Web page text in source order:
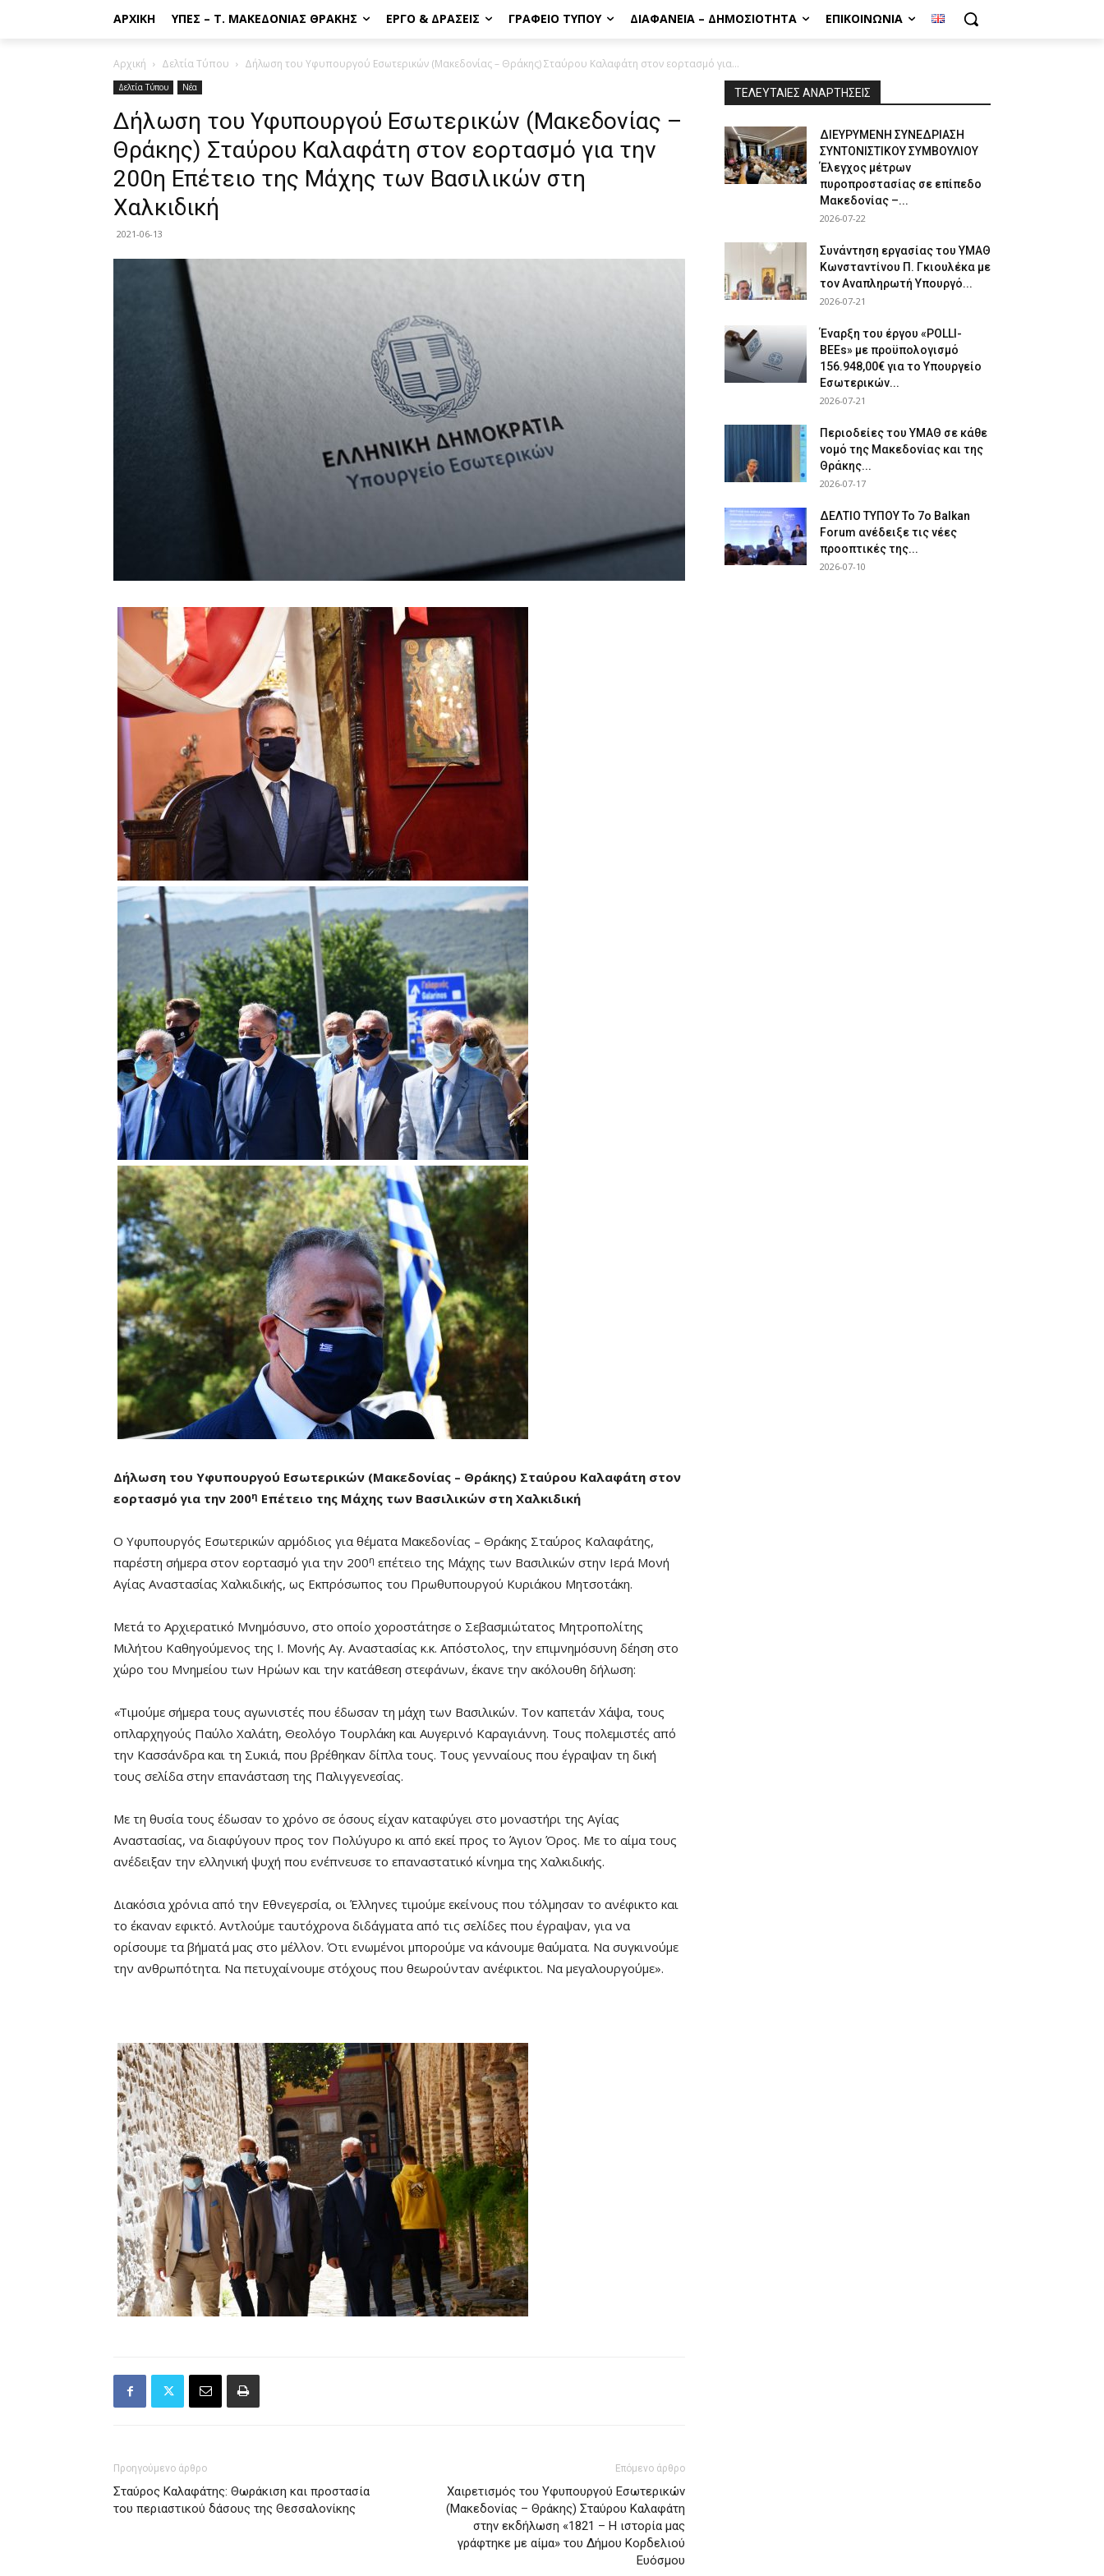
ΑΡΧΙΚΉ ΥΠΕΣ – Τ. ΜΑΚΕΔΟΝΊΑΣ ΘΡΆΚΗΣ ΈΡΓΟ & ΔΡΆΣΕΙΣ ΓΡΑΦΕΊΟ ΤΎΠΟΥ ΔΙΑΦΆΝΕΙΑ – ΔΗΜΟΣΙΌΤΗΤΑ ΕΠΙΚΟΙΝΩΝΊΑ
Αρχική Δελτία Τύπου Δήλωση του Υφυπουργού Εσωτερικών (Μακεδονίας – Θράκης) Σταύρου Καλαφάτη στον εορτασμό για...
Δελτία Τύπου Νέα
Δήλωση του Υφυπουργού Εσωτερικών (Μακεδονίας –
Θράκης) Σταύρου Καλαφάτη στον εορτασμό για την
200η Επέτειο της Μάχης των Βασιλικών στη
Χαλκιδική
2021-06-13
Δήλωση του Υφυπουργού Εσωτερικών (Μακεδονίας – Θράκης) Σταύρου Καλαφάτη στον
εορτασμό για την 200η Επέτειο της Μάχης των Βασιλικών στη Χαλκιδική
Ο Υφυπουργός Εσωτερικών αρμόδιος για θέματα Μακεδονίας – Θράκης Σταύρος Καλαφάτης,
παρέστη σήμερα στον εορτασμό για την 200η επέτειο της Μάχης των Βασιλικών στην Ιερά Μονή
Αγίας Αναστασίας Χαλκιδικής, ως Εκπρόσωπος του Πρωθυπουργού Κυριάκου Μητσοτάκη.
Μετά το Αρχιερατικό Μνημόσυνο, στο οποίο χοροστάτησε ο Σεβασμιώτατος Μητροπολίτης
Μιλήτου Καθηγούμενος της Ι. Μονής Αγ. Αναστασίας κ.κ. Απόστολος, την επιμνημόσυνη δέηση στο
χώρο του Μνημείου των Ηρώων και την κατάθεση στεφάνων, έκανε την ακόλουθη δήλωση:
«Τιμούμε σήμερα τους αγωνιστές που έδωσαν τη μάχη των Βασιλικών. Τον καπετάν Χάψα, τους
οπλαρχηγούς Παύλο Χαλάτη, Θεολόγο Τουρλάκη και Αυγερινό Καραγιάννη. Τους πολεμιστές από
την Κασσάνδρα και τη Συκιά, που βρέθηκαν δίπλα τους. Τους γενναίους που έγραψαν τη δική
τους σελίδα στην επανάσταση της Παλιγγενεσίας.
Με τη θυσία τους έδωσαν το χρόνο σε όσους είχαν καταφύγει στο μοναστήρι της Αγίας
Αναστασίας, να διαφύγουν προς τον Πολύγυρο κι από εκεί προς το Άγιον Όρος. Με το αίμα τους
ανέδειξαν την ελληνική ψυχή που ενέπνευσε το επαναστατικό κίνημα της Χαλκιδικής.
Διακόσια χρόνια από την Εθνεγερσία, οι Έλληνες τιμούμε εκείνους που τόλμησαν το ανέφικτο και
το έκαναν εφικτό. Αντλούμε ταυτόχρονα διδάγματα από τις σελίδες που έγραψαν, για να
ορίσουμε τα βήματά μας στο μέλλον. Ότι ενωμένοι μπορούμε να κάνουμε θαύματα. Να συγκινούμε
την ανθρωπότητα. Να πετυχαίνουμε στόχους που θεωρούνταν ανέφικτοι. Να μεγαλουργούμε».
Προηγούμενο άρθρο
Σταύρος Καλαφάτης: Θωράκιση και προστασία
του περιαστικού δάσους της Θεσσαλονίκης
Επόμενο άρθρο
Χαιρετισμός του Υφυπουργού Εσωτερικών
(Μακεδονίας – Θράκης) Σταύρου Καλαφάτη
στην εκδήλωση «1821 – Η ιστορία μας
γράφτηκε με αίμα» του Δήμου Κορδελιού
Ευόσμου
ΤΕΛΕΥΤΑΙΕΣ ΑΝΑΡΤΗΣΕΙΣ
ΔΙΕΥΡΥΜΕΝΗ ΣΥΝΕΔΡΙΑΣΗ
ΣΥΝΤΟΝΙΣΤΙΚΟΥ ΣΥΜΒΟΥΛΙΟΥ
Έλεγχος μέτρων
πυροπροστασίας σε επίπεδο
Μακεδονίας –...
2026-07-22
Συνάντηση εργασίας του ΥΜΑΘ
Κωνσταντίνου Π. Γκιουλέκα με
τον Αναπληρωτή Υπουργό...
2026-07-21
Έναρξη του έργου «POLLI-
BEEs» με προϋπολογισμό
156.948,00€ για το Υπουργείο
Εσωτερικών...
2026-07-21
Περιοδείες του ΥΜΑΘ σε κάθε
νομό της Μακεδονίας και της
Θράκης...
2026-07-17
ΔΕΛΤΙΟ ΤΥΠΟΥ Το 7ο Balkan
Forum ανέδειξε τις νέες
προοπτικές της...
2026-07-10